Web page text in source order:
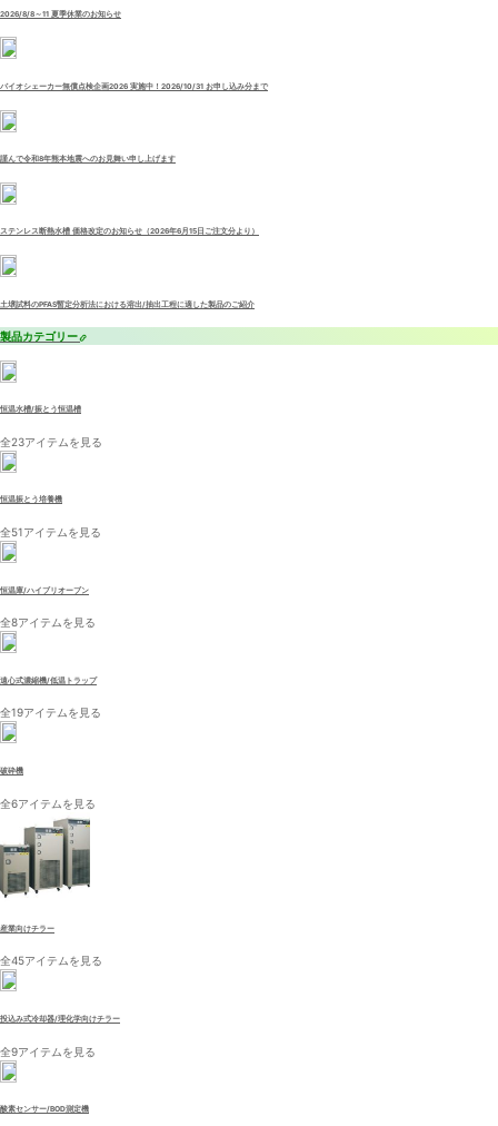
2026/8/8～11 夏季休業のお知らせ
バイオシェーカー無償点検企画2026 実施中！2026/10/31 お申し込み分まで
謹んで令和8年熊本地震へのお見舞い申し上げます
ステンレス断熱水槽 価格改定のお知らせ（2026年6月15日ご注文分より）
土壌試料のPFAS暫定分析法における溶出/抽出工程に適した製品のご紹介
製品カテゴリー
恒温水槽/振とう恒温槽
全23アイテムを見る
恒温振とう培養機
全51アイテムを見る
恒温庫/ハイブリオーブン
全8アイテムを見る
遠心式濃縮機/低温トラップ
全19アイテムを見る
破砕機
全6アイテムを見る
産業向けチラー
全45アイテムを見る
投込み式冷却器/理化学向けチラー
全9アイテムを見る
酸素センサー/BOD測定機